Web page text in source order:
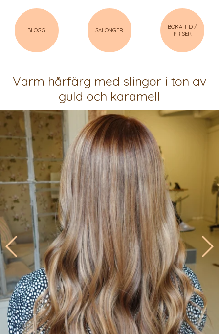
BLOGG SALONGER
BOKA TID /
PRISER
Varm hårfärg med slingor i ton av
guld och karamell